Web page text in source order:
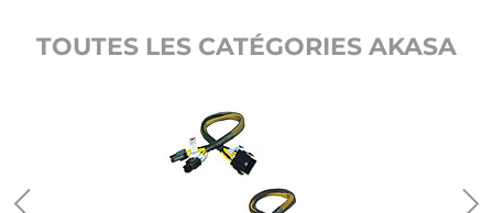
TOUTES LES CATÉGORIES AKASA